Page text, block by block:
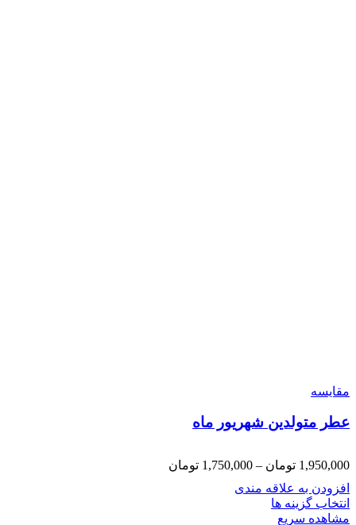
مقایسه
عطر متولدین شهریور ماه
1,950,000 تومان –
1,750,000 تومان
افزودن به علاقه مندی
انتخاب گزینه ها
مشاهده سریع